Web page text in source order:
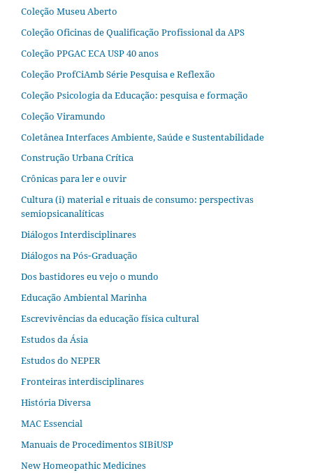
Coleção Museu Aberto
Coleção Oficinas de Qualificação Profissional da APS
Coleção PPGAC ECA USP 40 anos
Coleção ProfCiAmb Série Pesquisa e Reflexão
Coleção Psicologia da Educação: pesquisa e formação
Coleção Viramundo
Coletânea Interfaces Ambiente, Saúde e Sustentabilidade
Construção Urbana Crítica
Crônicas para ler e ouvir
Cultura (i) material e rituais de consumo: perspectivas
semiopsicanalíticas
Diálogos Interdisciplinares
Diálogos na Pós‐Graduação
Dos bastidores eu vejo o mundo
Educação Ambiental Marinha
Escrevivências da educação física cultural
Estudos da Ásia​
Estudos do NEPER
Fronteiras interdisciplinares
História Diversa
MAC Essencial
Manuais de Procedimentos SIBiUSP
New Homeopathic Medicines